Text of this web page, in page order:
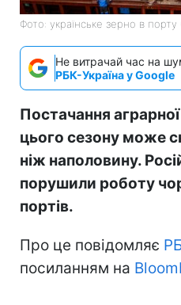
Фото: українське зерно в
Не витрачай час на
РБК-Україна у Google
Постачання аграрної
цього сезону може
ніж наполовину.
порушили роботу
портів.
Про це повідомляє
посиланням на